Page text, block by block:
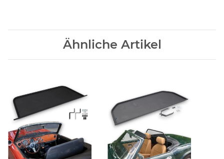
Ähnliche Artikel